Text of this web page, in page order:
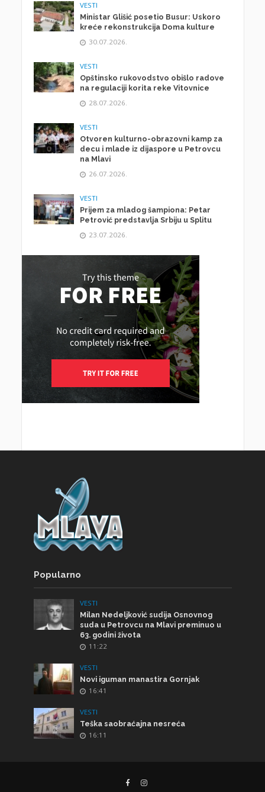
VESTI
Ministar Glišić posetio Busur: Uskoro
kreće rekonstrukcija Doma kulture
30.07.2026.
VESTI
Opštinsko rukovodstvo obišlo radove
na regulaciji korita reke Vitovnice
28.07.2026.
VESTI
Otvoren kulturno-obrazovni kamp za
decu i mlade iz dijaspore u Petrovcu
na Mlavi
26.07.2026.
VESTI
Prijem za mladog šampiona: Petar
Petrović predstavlja Srbiju u Splitu
23.07.2026.
Popularno
VESTI
Milan Nedeljković sudija Osnovnog
suda u Petrovcu na Mlavi preminuo u
63. godini života
11:22
VESTI
Novi iguman manastira Gornjak
16:41
VESTI
Teška saobraćajna nesreća
16:11